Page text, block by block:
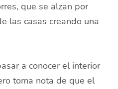
que se alzan por
las casas creando una
a conocer el interior
toma nota de que el